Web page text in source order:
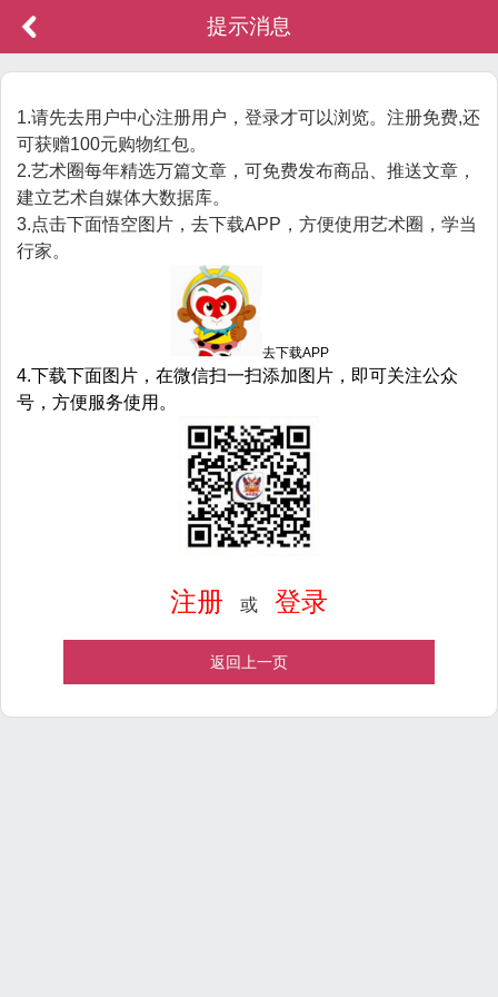
提示消息
1.请先去用户中心注册用户，登录才可以浏览。注册免费,还
可获赠100元购物红包。
2.艺术圈每年精选万篇文章，可免费发布商品、推送文章，
建立艺术自媒体大数据库。
3.点击下面悟空图片，去下载APP，方便使用艺术圈，学当
行家。
去下载APP
4.下载下面图片，在微信扫一扫添加图片，即可关注公众
号，方便服务使用。
注册 或 登录
返回上一页